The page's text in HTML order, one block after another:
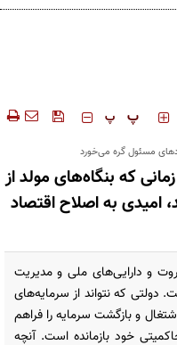
‍‍‍ پ پ
مسئول گره می‌خورد
که بنگاه‌های مولد از
امیدی به اصلاح اقتصاد
و دارایی‌های ملی و مدیریت
که نتواند از سرمایه‌های
و بازگشت سرمایه را فراهم
خود بازمانده است. آنچه